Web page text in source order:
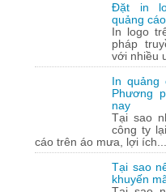
Đặt in
quảng
In logo
pháp
với nhiều
In quảng
Phương
nay
Tại sao
công ty
cáo trên áo mưa, lợi ích...
Tại sao
khuyến